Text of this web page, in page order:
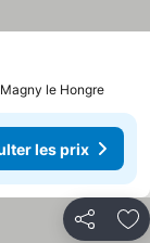
le Hongre
les prix
Partager